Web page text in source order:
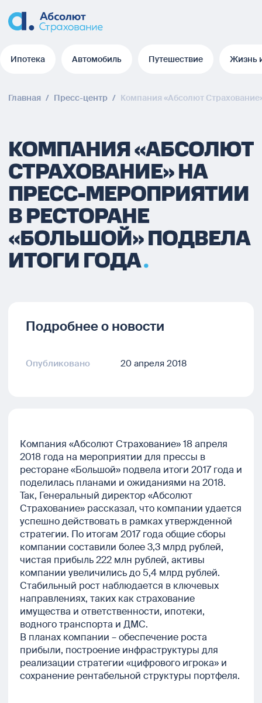
Ипотека Автомобиль Путешествие Жизнь
Главная / Пресс-центр / Компания «Абсолют
КОМПАНИЯ «АБСОЛЮТ
СТРАХОВАНИЕ» НА
ПРЕСС-МЕРОПРИЯТИИ
В РЕСТОРАНЕ
«БОЛЬШОЙ» ПОДВЕЛА
ИТОГИ ГОДА
Подробнее о новости
Опубликовано 20 апреля 2018
Компания «Абсолют Страхование» 18 апреля
2018 года на мероприятии для прессы в
ресторане «Большой» подвела итоги 2017 года и
поделилась планами и ожиданиями на 2018.
Так, Генеральный директор «Абсолют
Страхование» рассказал, что компании удается
успешно действовать в рамках утвержденной
стратегии. По итогам 2017 года общие сборы
компании составили более 3,3 млрд рублей,
чистая прибыль 222 млн рублей, активы
компании увеличились до 5,4 млрд рублей.
Стабильный рост наблюдается в ключевых
направлениях, таких как страхование
имущества и ответственности, ипотеки,
водного транспорта и ДМС.
В планах компании – обеспечение роста
прибыли, построение инфраструктуры для
реализации стратегии «цифрового игрока» и
сохранение рентабельной структуры портфеля.